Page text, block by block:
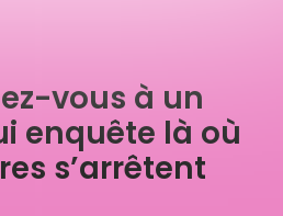
vous à un
enquête là où
s’arrêtent